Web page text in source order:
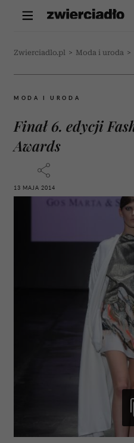
Zwierciadlo.pl > Moda i uroda >
MODA I URODA
Finał 6. edycji
Awards
13 MAJA 2014